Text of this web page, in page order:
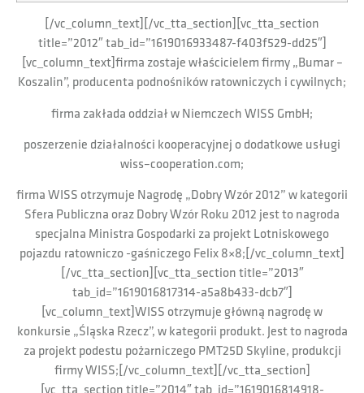
[/vc_column_text][/vc_tta_section][vc_tta_section
title=”2012″ tab_id=”1619016933487-f403f529-dd25″]
[vc_column_text]firma zostaje właścicielem firmy „Bumar –
Koszalin”, producenta podnośników ratowniczych i cywilnych;
firma zakłada oddział w Niemczech WISS GmbH;
poszerzenie działalności kooperacyjnej o dodatkowe usługi
wiss–cooperation.com;
firma WISS otrzymuje Nagrodę „Dobry Wzór 2012” w kategorii
Sfera Publiczna oraz Dobry Wzór Roku 2012 jest to nagroda
specjalna Ministra Gospodarki za projekt Lotniskowego
pojazdu ratowniczo -gaśniczego Felix 8×8;[/vc_column_text]
[/vc_tta_section][vc_tta_section title=”2013″
tab_id=”1619016817314-a5a8b433-dcb7″]
[vc_column_text]WISS otrzymuje główną nagrodę w
konkursie „Śląska Rzecz”, w kategorii produkt. Jest to nagroda
za projekt podestu pożarniczego PMT25D Skyline, produkcji
firmy WISS;[/vc_column_text][/vc_tta_section]